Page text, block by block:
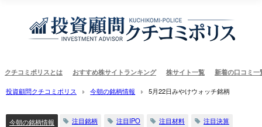
クチコミポリスとは おすすめ株サイトランキング 株サイト一覧 新着の口コミ一
投資顧問クチコミポリス 今朝の銘柄情報 5月22日みやけウォッチ銘柄
今朝の銘柄情報 注目銘柄 注目IPO 注目材料 注目決算